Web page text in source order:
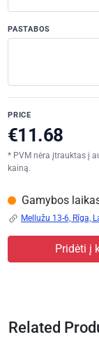
PASTABOS
PRICE
* PVM nėra įtrauktas į
kainą.
Gamybos
Mellužu 13-6, Rīga,
Pridėti į
Related